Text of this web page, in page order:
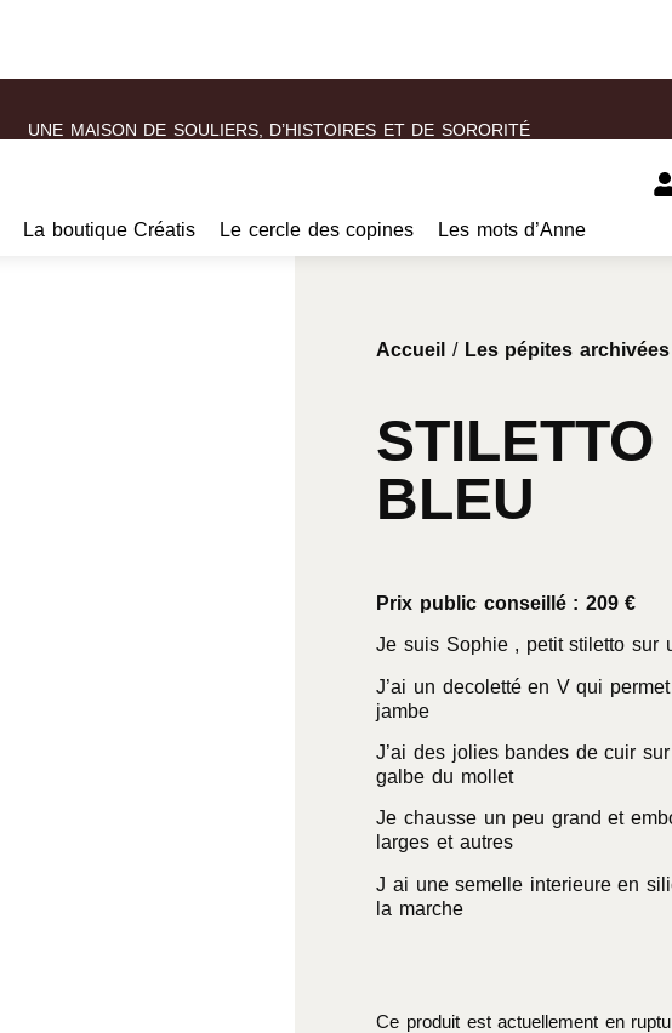
UNE MAISON DE SOULIERS, D’HISTOIRES ET DE SORORITÉ
La boutique Créatis Le cercle des copines Les mots d’Anne
Accueil / Les pépites archivées
BLEU
Prix public conseillé : 209 €
Je suis Sophie , petit stiletto sur
J’ai un decoletté en V qui
jambe
J’ai des jolies bandes de cuir
galbe du mollet
Je chausse un peu grand et
larges et autres
J ai une semelle interieure en
la marche
Ce produit est actuellement en